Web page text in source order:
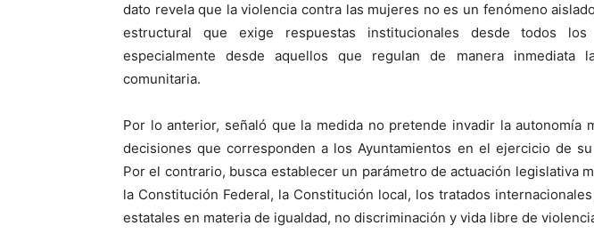
dato revela que la violencia contra las mujeres no es un fenómeno
estructural que exige respuestas institucionales desde todos
especialmente desde aquellos que regulan de manera inmediata
comunitaria.
Por lo anterior, señaló que la medida no pretende invadir la autonomía
decisiones que corresponden a los Ayuntamientos en el ejercicio de
Por el contrario, busca establecer un parámetro de actuación legislativa
la Constitución Federal, la Constitución local, los tratados
estatales en materia de igualdad, no discriminación y vida libre de